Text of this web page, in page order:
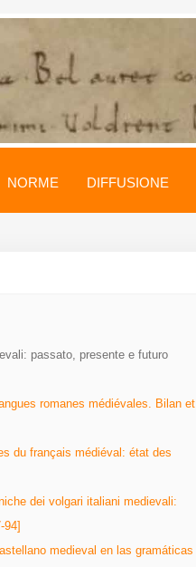
NORME DIFFUSIONE
passato, presente e futuro
romanes médiévales. Bilan et
du français médiéval: état des
dei volgari italiani medievali:
94]
medieval en las gramáticas